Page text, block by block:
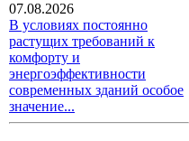
07.08.2026
В условиях постоянно
растущих требований к
комфорту и
энергоэффективности
современных зданий особое
значение...